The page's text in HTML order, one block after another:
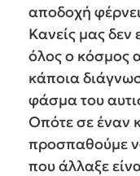
αποδοχή
Κανείς μας δεν
όλος ο κόσμος
κάποια
φάσμα του
Οπότε σε έναν
προσπαθούμε
που άλλαξε